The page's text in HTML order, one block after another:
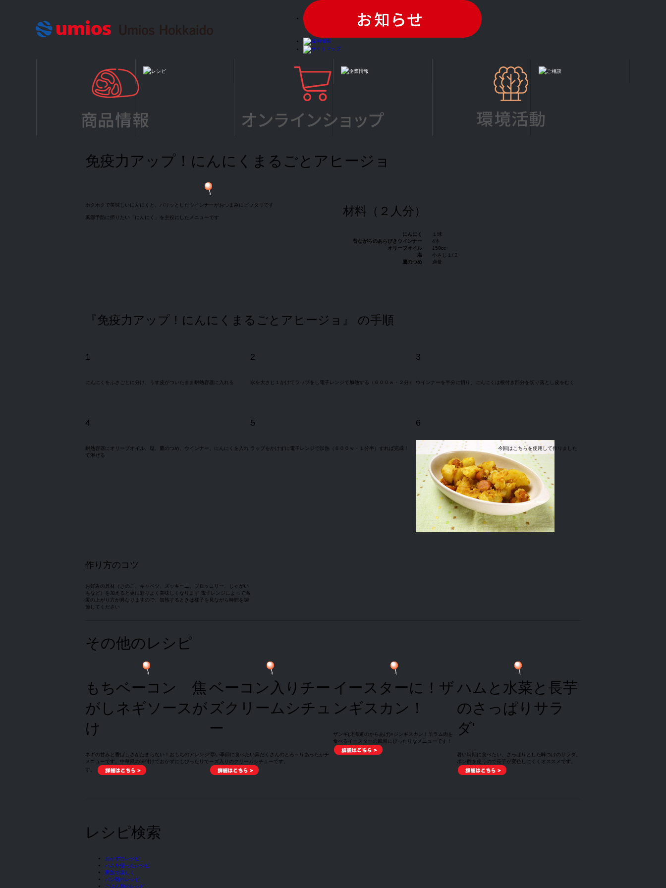
免疫力アップ！にんにくまるごとアヒージョ
ホクホクで美味しいにんにくと、パリッとしたウインナーがおつまみにピッタリです
風邪予防に摂りたい「にんにく」を主役にしたメニューです 材料 （２人分）
にんにく
１球
昔ながらのあらびきウインナー
4本
オリーブオイル
150cc
塩
小さじ１/２
鷹のつめ
適量
『免疫力アップ！にんにくまるごとアヒージョ』 の手順
1
にんにくをふさごとに分け、うす皮がついたまま耐熱容器に入れる
2
水を大さじ１かけてラップをし電子レンジで加熱する（６００ｗ・２分）
3
ウインナーを半分に切り、にんにくは根付き部分を切り落とし皮をむく
4
耐熱容器にオリーブオイル、塩、鷹のつめ、ウインナー、にんにくを入れ
て混ぜる
5
ラップをかけずに電子レンジで加熱（６００ｗ・１分半）すれば完成！
6
今回はこちらを使用して作りました
作り方のコツ
お好みの具材（きのこ、キャベツ、ズッキーニ、ブロッコリー、じゃがい
もなど）を加えると更に彩りよく美味しくなります 電子レンジによって温
度の上がり方が異なりますので、加熱するときは様子を見ながら時間を調
節してください
その他のレシピ
もちベーコン 焦
がしネギソースが
け
ネギの甘みと香ばしさがたまらない！おもちのアレンジ
メニューです。中華風の味付けでおかずにもぴったりで
す。
ベーコン入りチー
ズクリームシチュ
ー
'寒い季節に食べたい具だくさんのとろ～りあったかチ
ーズ入りのクリームシチューです。
イースターに！ザ
ンギスカン！
ザンギ(北海道のからあげ)×ジンギスカン！羊ラム肉を
食べるイースターの風習にぴったりなメニューです！
ハムと水菜と長芋
のさっぱりサラ
ダ'
暑い時期に食べたい、さっぱりとした味つけのサラダ。
ポン酢を使うので長芋が変色しにくくオススメです。
レシピ検索
おかずのレシピ
ハムを使ったレシピ
家族で楽しく
パン類のレシピ
ごはん類のレシピ